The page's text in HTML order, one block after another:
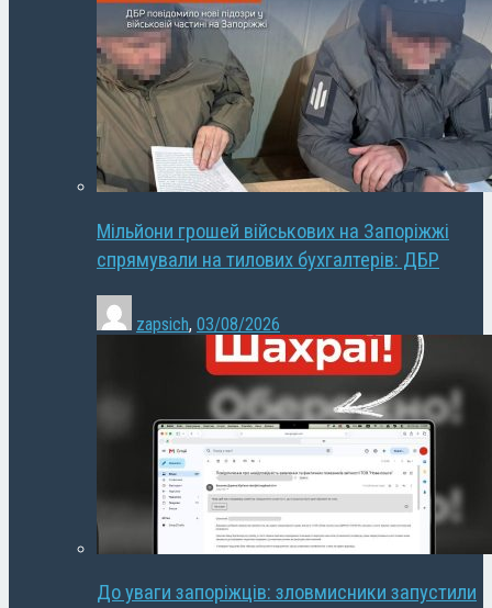
Мільйони грошей військових на Запоріжжі
спрямували на тилових бухгалтерів: ДБР
zapsich, 03/08/2026
До уваги запоріжців: зловмисники запустили